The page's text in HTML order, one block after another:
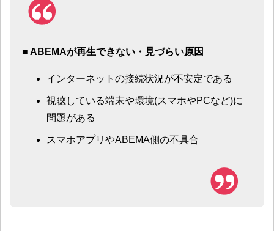
■ ABEMAが再生できない・見づらい原因
インターネットの接続状況が不安定である
視聴している端末や環境(スマホやPCなど)に
問題がある
スマホアプリやABEMA側の不具合